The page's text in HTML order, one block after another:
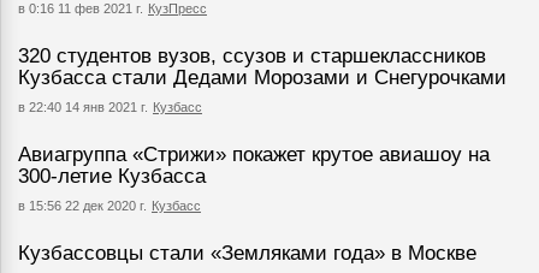
в 0:16 11 фев 2021 г. КузПресс
320 студентов вузов, ссузов и старшеклассников
Кузбасса стали Дедами Морозами и Снегурочками
в 22:40 14 янв 2021 г. Кузбасс
Авиагруппа «Стрижи» покажет крутое авиашоу на
300-летие Кузбасса
в 15:56 22 дек 2020 г. Кузбасс
Кузбассовцы стали «Земляками года» в Москве